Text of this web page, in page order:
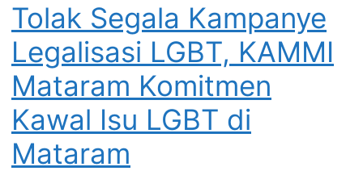
Tolak Segala Kampanye
Legalisasi LGBT, KAMMI
Mataram Komitmen
Kawal Isu LGBT di
Mataram